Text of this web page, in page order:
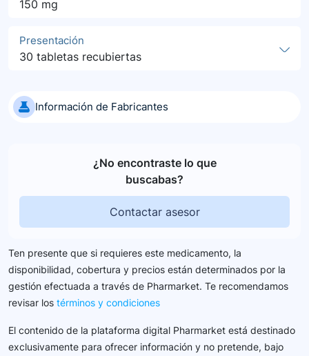
150 mg
Presentación
30 tabletas recubiertas
Información de Fabricantes
¿No encontraste lo que
buscabas?
Contactar asesor
Ten presente que si requieres este medicamento, la
disponibilidad, cobertura y precios están determinados por la
gestión efectuada a través de Pharmarket. Te recomendamos
revisar los términos y condiciones
El contenido de la plataforma digital Pharmarket está destinado
exclusivamente para ofrecer información y no pretende, bajo